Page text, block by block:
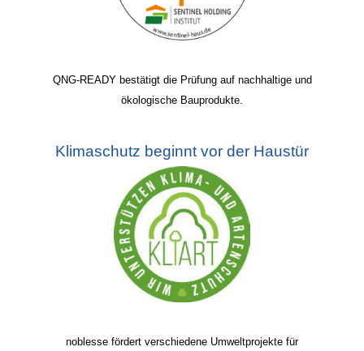
QNG-READY bestätigt die Prüfung auf nachhaltige und
ökologische Bauprodukte.
Klimaschutz beginnt vor der Haustür
noblesse fördert verschiedene Umweltprojekte für